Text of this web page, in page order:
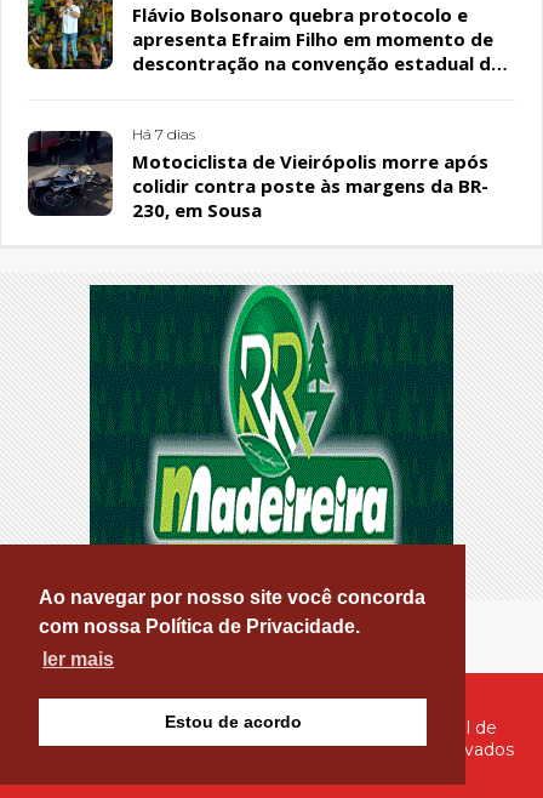
Ao navegar por nosso site você concorda
com nossa Política de Privacidade.
ler mais
Estou de acordo
Flávio Bolsonaro quebra protocolo e
apresenta Efraim Filho em momento de
descontração na convenção estadual do
Há 7 dias
Motociclista de Vieirópolis morre após
colidir contra poste às margens da BR-
230, em Sousa
© Copyright 2026 - PATOS ONLINE - O seu Portal de
Notícias de Patos e Região - Todos os direitos reservados